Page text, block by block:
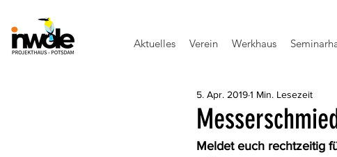
Aktuelles Verein Werkhaus
5. Apr. 20191 Min. Lesezeit
Meldet euch rechtzeitig